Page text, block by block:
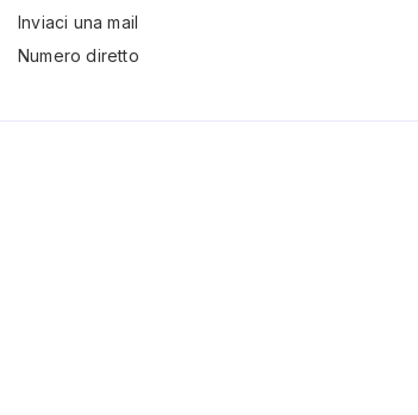
Inviaci una mail
Numero diretto